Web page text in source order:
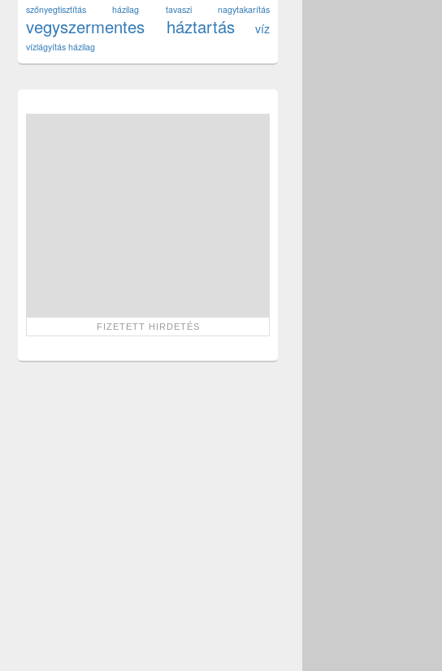
szőnyegtisztítás házilag tavaszi nagytakarítás
vegyszermentes háztartás víz
vízlágyítás házilag